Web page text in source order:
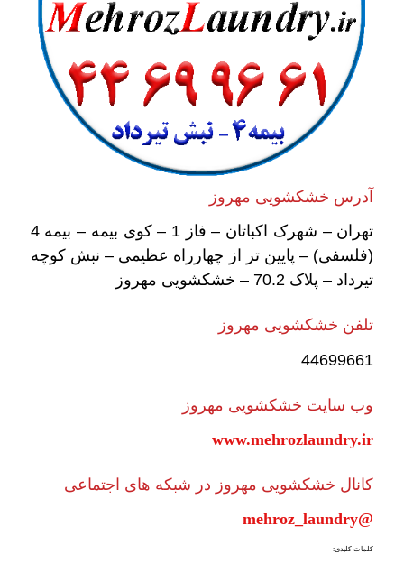
آدرس خشکشویی مهروز
تهران – شهرک اکباتان – فاز 1 – کوی بیمه – بیمه 4
(فلسفی) – پایین تر از چهارراه عظیمی – نبش کوچه
تیرداد – پلاک 70.2 – خشکشویی مهروز
تلفن خشکشویی مهروز
44699661
وب سایت خشکشویی مهروز
www.mehrozlaundry.ir
کانال خشکشویی مهروز در شبکه های اجتماعی
@mehroz_laundry
کلمات کلیدی: